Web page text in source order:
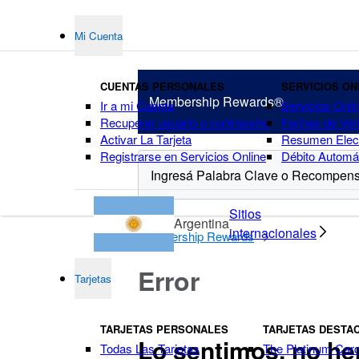
Mi Cuenta
CUENTAS PERSONALES
Ir a mi Cuenta
Recuperar usuario o contraseña
Activar La Tarjeta
Registrarse en Servicios Online
SERVICIOS
Servicios
Fechas de
Resumen
Débito
Argentina
Sitios
internacionales
Tarjetas
TARJETAS PERSONALES
Todas Las Tarjetas
TARJETAS
The Platinum
Membership Rewards®
puntos
Membership Rewards
Error
Lo sentimos, no